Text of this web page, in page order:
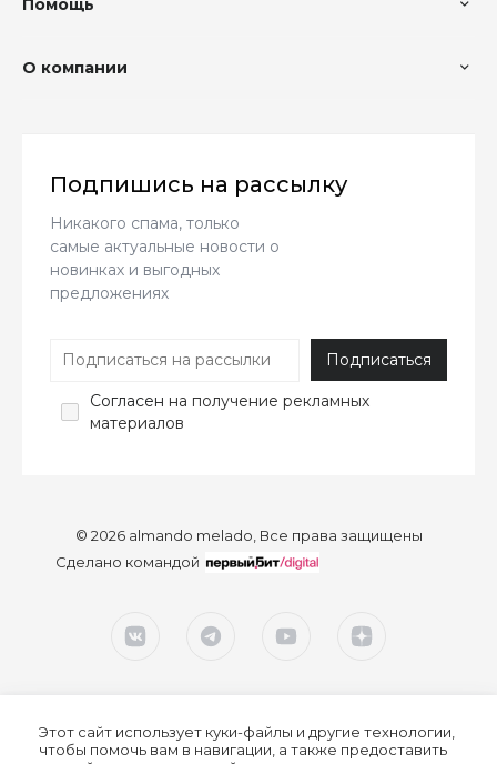
Помощь
О компании
Подпишись на рассылку
Никакого спама, только
самые актуальные новости о
новинках и выгодных
предложениях
Согласен на получение рекламных
материалов
© 2026 almando melado, Все права защищены
Сделано командой
Этот сайт использует куки-файлы и другие технологии,
чтобы помочь вам в навигации, а также предоставить